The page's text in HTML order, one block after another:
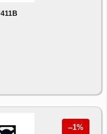
--1%